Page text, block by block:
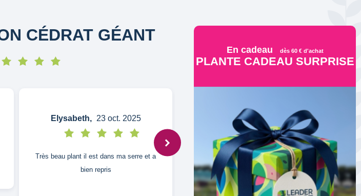
CÉDRAT GÉANT
Elysabeth, 23 oct. 2025
Très beau plant il est dans ma serre et a
bien repris
E, 7 déc. 2024
Trop belle plantes avec déjà un beau
cedrat C est parfait
En cadeau dès 60 € d'achat
PLANTE CADEAU SURPRISE